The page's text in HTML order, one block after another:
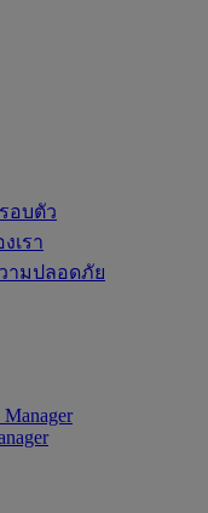
อบตัว
เรา
ามปลอดภัย